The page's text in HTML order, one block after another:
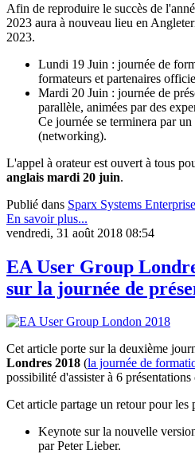
Afin de reproduire le succès de
2023 aura à nouveau lieu en
2023.
Lundi 19 Juin : journée de
formateurs et partenaires
Mardi 20 Juin : journée de
parallèle, animées par des
Ce journée se terminera par un
(networking).
L'appel à orateur est ouvert à tous
anglais mardi 20 juin.
Publié dans Sparx Systems
En savoir plus...
vendredi, 31 août 2018 08:54
EA User Group
sur la journée de
Cet article porte sur la deuxième
Londres 2018 (la journée de
possibilité d'assister à 6
Cet article partage un retour pour les
Keynote sur la nouvelle
par Peter Lieber.